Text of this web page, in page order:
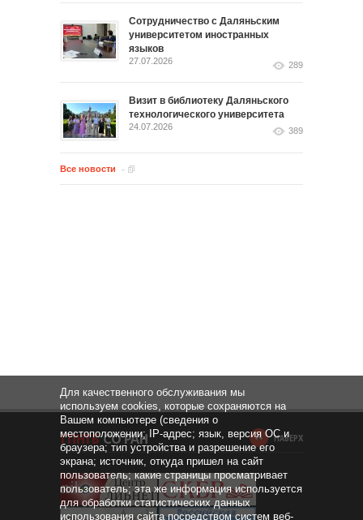
Сотрудничество с Даляньским
университетом иностранных
языков
27.07.2026 289
Визит в библиотеку Даляньского
технологического университета
24.07.2026 389
Все новости
НАВЕРХ
Для качественного обслуживания мы
используем cookies, которые сохраняются на
Вашем компьютере (сведения о
местоположении; IP-адрес; язык, версия ОС и
браузера; тип устройства и разрешение его
экрана; источник, откуда пришел на сайт
пользователь; какие страницы просматривает
пользователь; эта же информация используется
для обработки статистических данных
использования сайта посредством систем веб-